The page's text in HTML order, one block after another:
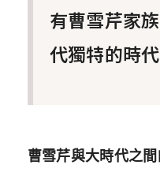
有曹雪芹家
代獨特的時
曹雪芹與大時代之